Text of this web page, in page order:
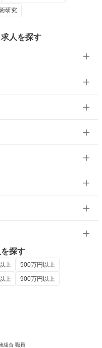
研究
人を探す
探す
上
500万円以上
上
900万円以上
組合 職員